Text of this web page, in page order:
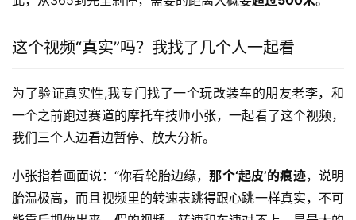
这个视频“真实”吗？我找了几个人一起看
为了验证真实性,我专门找了一个玩改装车的朋友老李，和
一个之前跑过赛道的摩托车技师小张，一起看了这个视频，
我们三个人边看边暂停、放大分析。
小张指着画面说：“你看轮胎边缘，那个‘起皮’的痕迹，说明
胎温极高，而且视频里的转速表跳得跟心跳一样真实，不可